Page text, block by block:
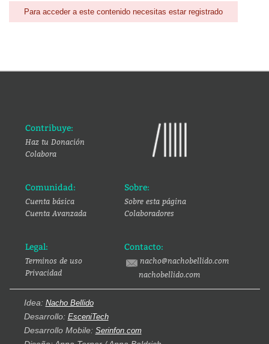
Para acceder a este contenido necesitas estar registrado
Contribuye:
Haz tu Donación
Colabora
Comunidad:
Cuenta básica
Cuenta Avanzada
Sobre:
Sobre esta página
Colaboradores
Legal:
Terminos de uso
Privacidad
Contacto:
nacho@nachobellido.com
nachobellido.com
Idea: Nacho Bellido
Desarrollo: EsceniTech
Desarrollo Mobile: Serinfon.com